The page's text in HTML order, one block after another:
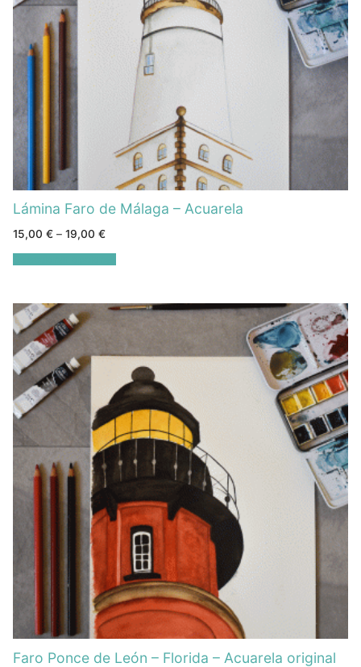
Lámina Faro de Málaga – Acuarela
15,00 € – 19,00 €
Faro Ponce de León – Florida – Acuarela original